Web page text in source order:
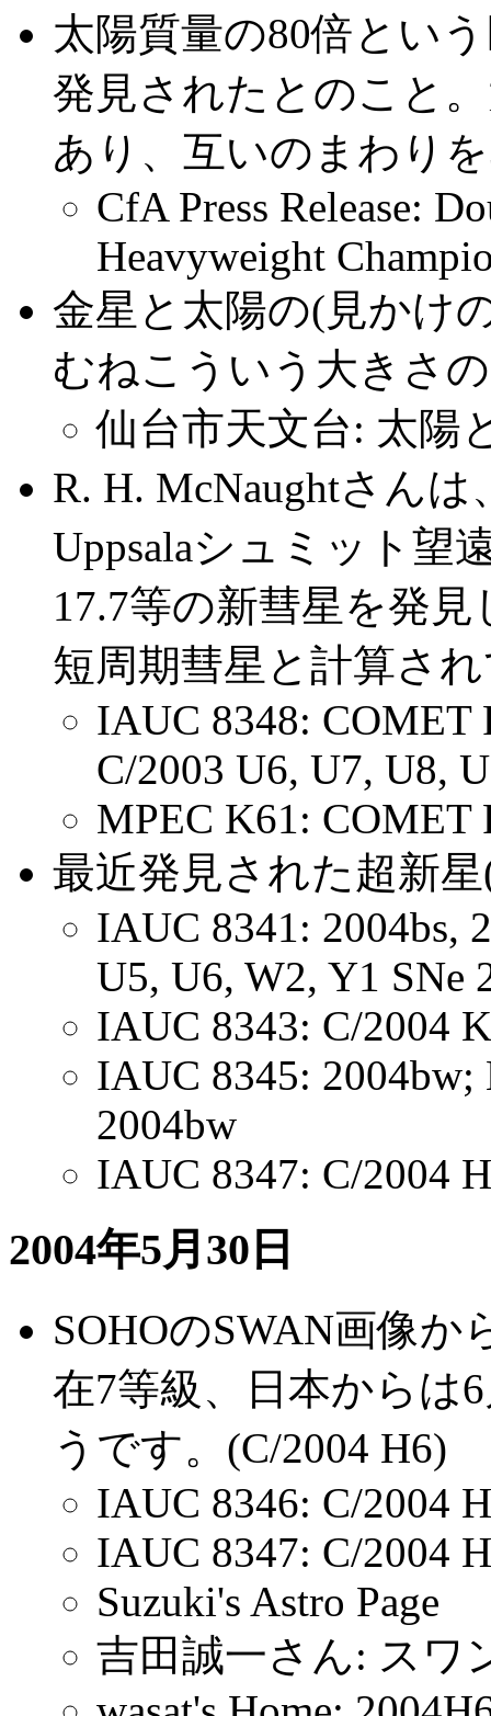
太陽質量の80倍とい
発見されたとのこと
あり、互いのまわり
CfA Press Release:
Heavyweight
金星と太陽の(見かけ
むねこういう大きさ
仙台市天文台: 太陽
R. H. McNaughtさん
Uppsalaシュミット望
17.7等の新彗星を発
短周期彗星と計算さ
IAUC 8348: COMET
C/2003 U6, U7, U8,
MPEC K61:
最近発見された超新
IAUC 8341: 2004bs,
U5, U6, W2, Y1 SNe
IAUC 8343: C/2004
IAUC 8345: 2004bw;
2004bw
IAUC 8347: C/2004
2004年5月30日
SOHOのSWAN画像
在7等級、日本からは
うです。(C/2004 H6)
IAUC 8346: C/2004
IAUC 8347: C/2004
Suzuki's Astro Page
吉田誠一さん: スワ